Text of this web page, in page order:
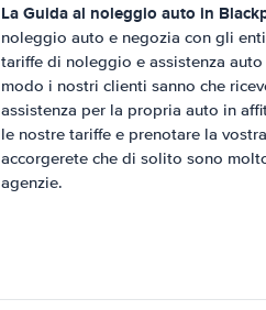
La Guida al noleggio auto in
noleggio auto e negozia con gli
tariffe di noleggio e assistenza
modo i nostri clienti sanno che
assistenza per la propria auto in
le nostre tariffe e prenotare la
accorgerete che di solito sono
agenzie.